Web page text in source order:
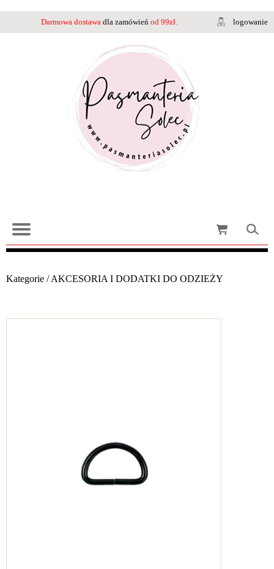
Darmowa dostawa dla zamówień od 99zł. logowanie
Kategorie /AKCESORIA I DODATKI DO ODZIEŻY